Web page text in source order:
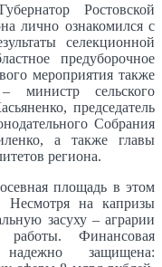
Ростовской
лично ознакомился с
селекционной
предуборочное
мероприятия также
министр сельского
председатель
Собрания
а также главы
региона.
площадь в этом
Несмотря на капризы
засуху – аграрии
Финансовая
защищена: